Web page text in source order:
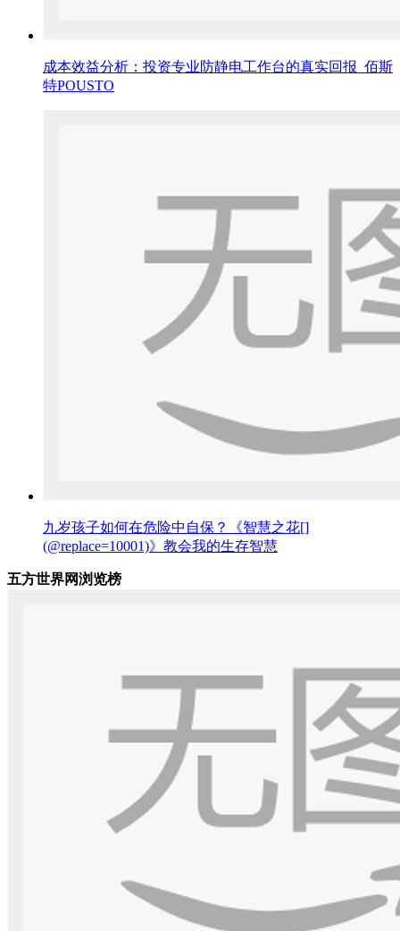
成本效益分析：投资专业防静电工作台的真实回报_佰斯
特POUSTO
九岁孩子如何在危险中自保？《智慧之花[]
(@replace=10001)》教会我的生存智慧
五方世界网浏览榜